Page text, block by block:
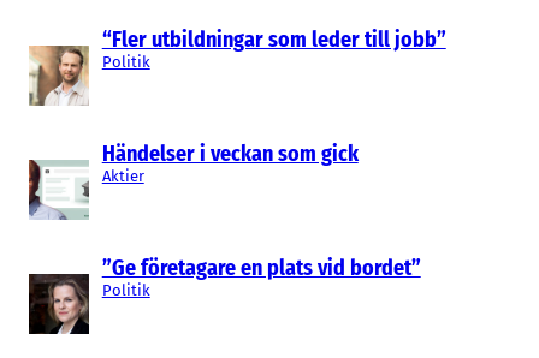
“Fler utbildningar som leder till jobb”
Politik
Händelser i veckan som gick
Aktier
”Ge företagare en plats vid bordet”
Politik